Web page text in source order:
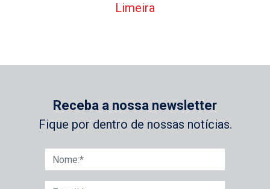
Limeira
Receba a nossa newsletter
Fique por dentro de nossas notícias.